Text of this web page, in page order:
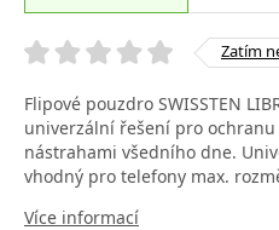
Zatím
Flipové pouzdro SWISSTEN
univerzální řešení pro
nástrahami všedního dne.
vhodný pro telefony max.
Více informací